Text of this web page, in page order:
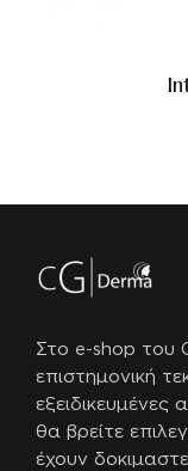
Στο e-shop του
επιστημονική
θα βρείτε
έχουν